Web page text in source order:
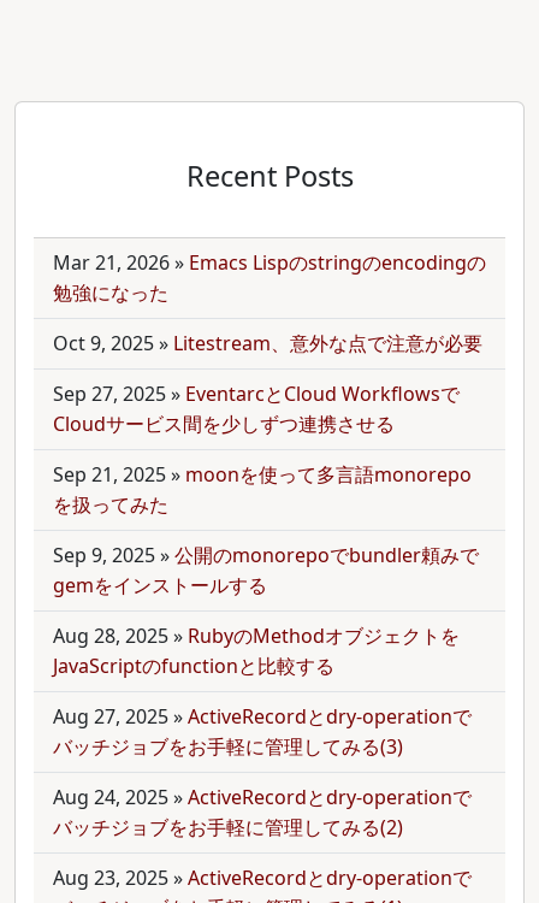
Recent Posts
Mar 21, 2026» Emacs Lispのstringのencodingの
勉強になった
Oct 9, 2025» Litestream、意外な点で注意が必要
Sep 27, 2025» EventarcとCloud Workflowsで
Cloudサービス間を少しずつ連携させる
Sep 21, 2025» moonを使って多言語monorepo
を扱ってみた
Sep 9, 2025»公開のmonorepoでbundler頼みで
gemをインストールする
Aug 28, 2025» RubyのMethodオブジェクトを
JavaScriptのfunctionと比較する
Aug 27, 2025»ActiveRecordとdry-operationで
バッチジョブをお手軽に管理してみる(3)
Aug 24, 2025»ActiveRecordとdry-operationで
バッチジョブをお手軽に管理してみる(2)
Aug 23, 2025»ActiveRecordとdry-operationで